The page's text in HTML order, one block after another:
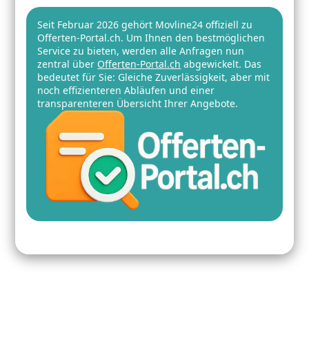
Seit Februar 2026 gehört Movline24 offiziell zu
Offerten-Portal.ch. Um Ihnen den bestmöglichen
Service zu bieten, werden alle Anfragen nun
zentral über Offerten-Portal.ch abgewickelt. Das
bedeutet für Sie: Gleiche Zuverlässigkeit, aber mit
noch effizienteren Abläufen und einer
transparenteren Übersicht Ihrer Angebote.